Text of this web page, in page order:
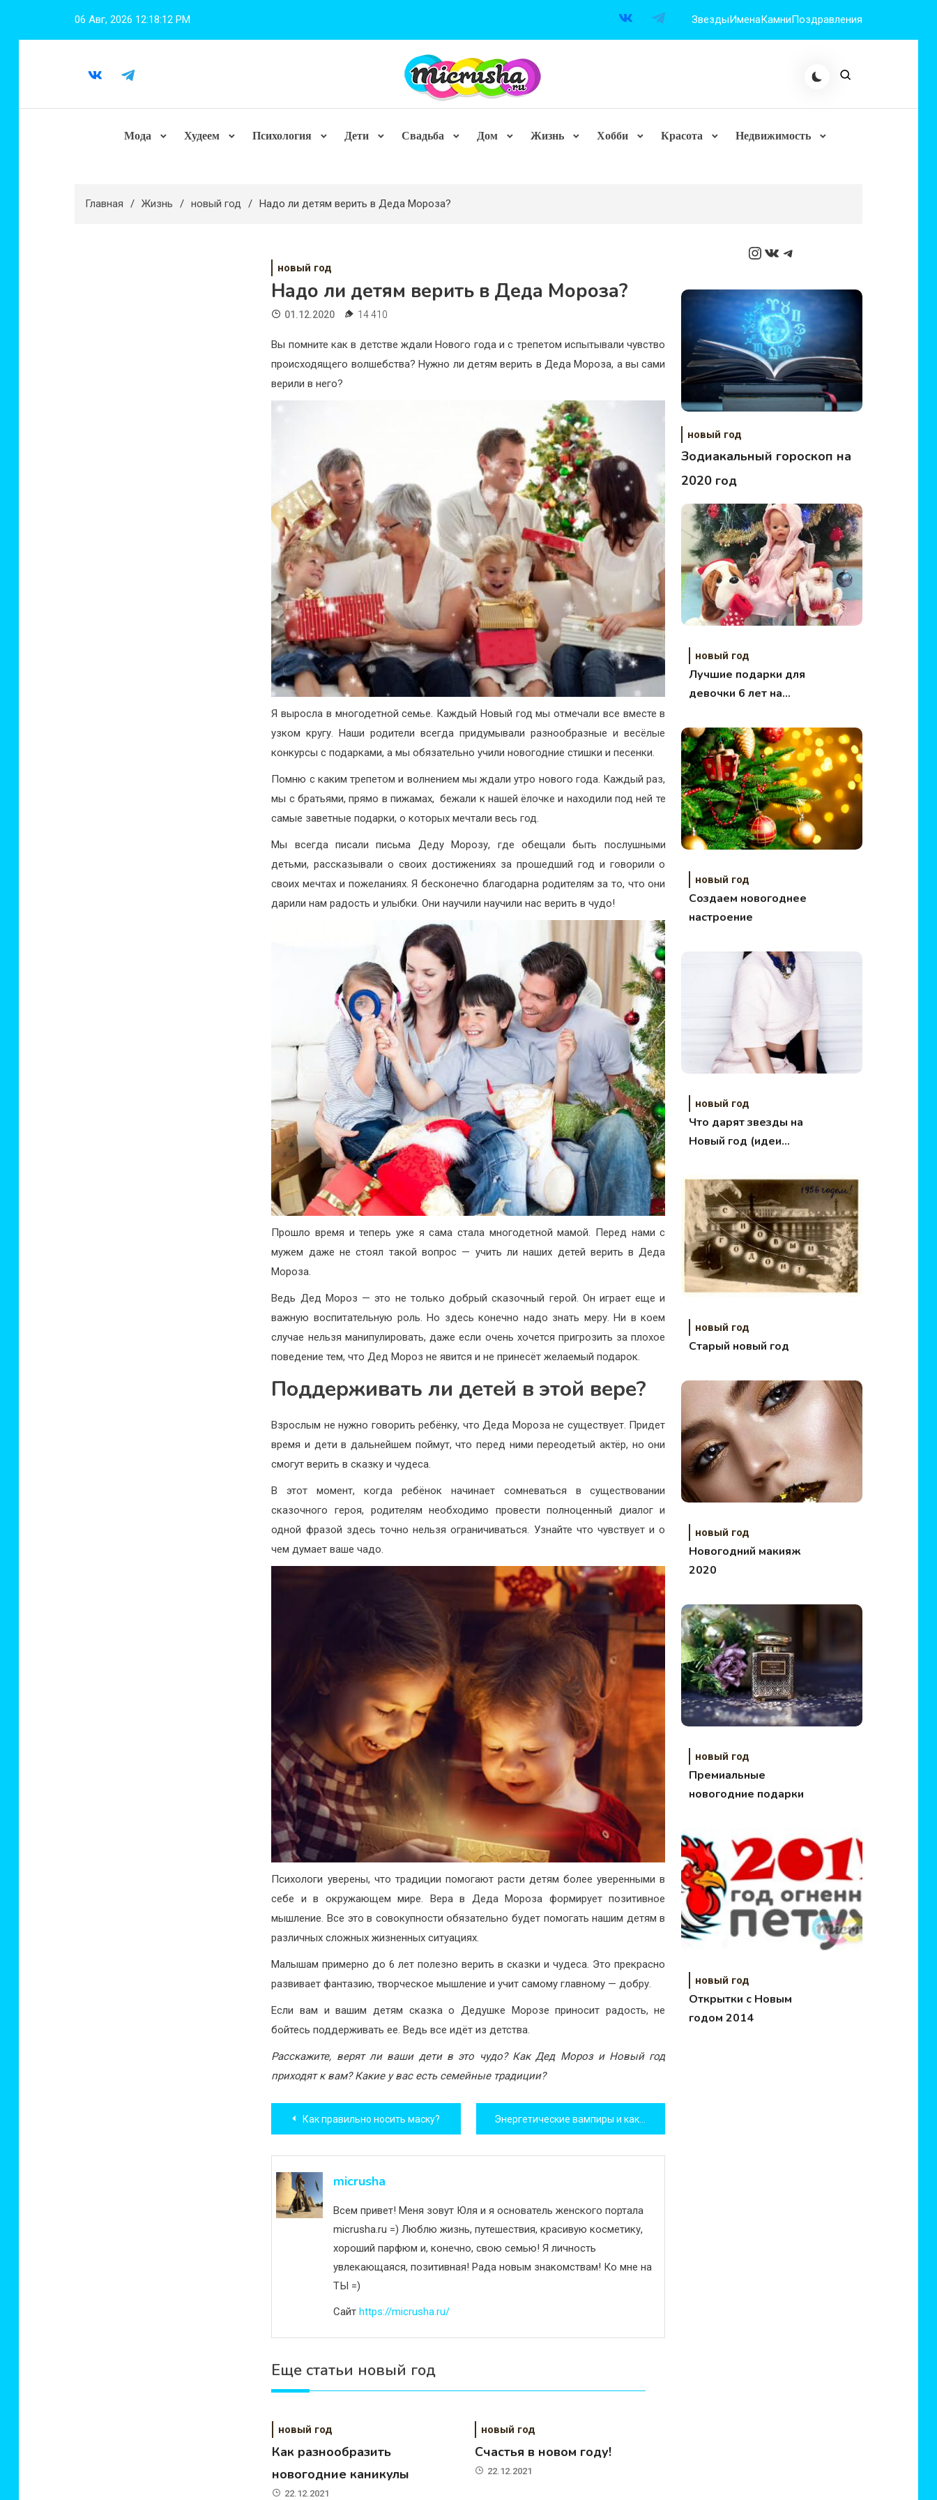
06 Авг, 2026 12:18:14 PM ЗвездыИменаКамниПоздравления
Мода Худеем Психология Дети Свадьба Дом Жизнь Хобби Красота Недвижимость
Главная Жизнь новый год Надо ли детям верить в Деда Мороза?
новый год
Надо ли детям верить в Деда Мороза?
01.12.2020 14 410
Вы помните как в детстве ждали Нового года и с трепетом испытывали чувство
происходящего волшебства? Нужно ли детям верить в Деда Мороза, а вы сами
верили в него?
Я выросла в многодетной семье. Каждый Новый год мы отмечали все вместе в
узком кругу. Наши родители всегда придумывали разнообразные и весёлые
конкурсы с подарками, а мы обязательно учили новогодние стишки и песенки.
Помню с каким трепетом и волнением мы ждали утро нового года. Каждый раз,
мы с братьями, прямо в пижамах, бежали к нашей ёлочке и находили под ней те
самые заветные подарки, о которых мечтали весь год.
Мы всегда писали письма Деду Морозу, где обещали быть послушными
детьми, рассказывали о своих достижениях за прошедший год и говорили о
своих мечтах и пожеланиях. Я бесконечно благодарна родителям за то, что они
дарили нам радость и улыбки. Они научили научили нас верить в чудо!
Прошло время и теперь уже я сама стала многодетной мамой. Перед нами с
мужем даже не стоял такой вопрос — учить ли наших детей верить в Деда
Мороза.
Ведь Дед Мороз — это не только добрый сказочный герой. Он играет еще и
важную воспитательную роль. Но здесь конечно надо знать меру. Ни в коем
случае нельзя манипулировать, даже если очень хочется пригрозить за плохое
поведение тем, что Дед Мороз не явится и не принесёт желаемый подарок.
Поддерживать ли детей в этой вере?
Взрослым не нужно говорить ребёнку, что Деда Мороза не существует. Придет
время и дети в дальнейшем поймут, что перед ними переодетый актёр, но они
смогут верить в сказку и чудеса.
В этот момент, когда ребёнок начинает сомневаться в существовании
сказочного героя, родителям необходимо провести полноценный диалог и
одной фразой здесь точно нельзя ограничиваться. Узнайте что чувствует и о
чем думает ваше чадо.
Психологи уверены, что традиции помогают расти детям более уверенными в
себе и в окружающем мире. Вера в Деда Мороза формирует позитивное
мышление. Все это в совокупности обязательно будет помогать нашим детям в
различных сложных жизненных ситуациях.
Малышам примерно до 6 лет полезно верить в сказки и чудеса. Это прекрасно
развивает фантазию, творческое мышление и учит самому главному — добру.
Если вам и вашим детям сказка о Дедушке Морозе приносит радость, не
бойтесь поддерживать ее. Ведь все идёт из детства.
Расскажите, верят ли ваши дети в это чудо? Как Дед Мороз и Новый год
приходят к вам? Какие у вас есть семейные традиции?
Навигация
по
записям
Как правильно носить маску?
micrusha
Всем привет! Меня зовут Юля и я основатель женского портала
micrusha.ru =) Люблю жизнь, путешествия, красивую косметику,
хороший парфюм и, конечно, свою семью! Я личность
увлекающаяся, позитивная! Рада новым знакомствам! Ко мне на
ТЫ =)
Сайт https://micrusha.ru/
Еще статьи новый год
новый год
Как разнообразить
новогодние каникулы
22.12.2021
новый год
Счастья в новом году!
22.12.2021
Instagram
ВКонтакте
Telegram
новый год
Зодиакальный гороскоп на
2020 год
новый год
Лучшие подарки для
девочки 6 лет на
новый год
Создаем новогоднее
настроение
новый год
Что дарят звезды на
Новый год (идеи
новый год
Старый новый год
новый год
Новогодний макияж
2020
новый год
Премиальные
новогодние подарки
новый год
Открытки с Новым
годом 2014